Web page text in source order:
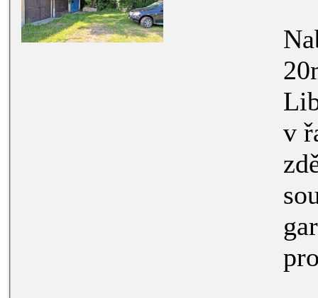
20m2,
Libeň. Jde
v řadovém objektu. Garáž je
zděná,
garáže.